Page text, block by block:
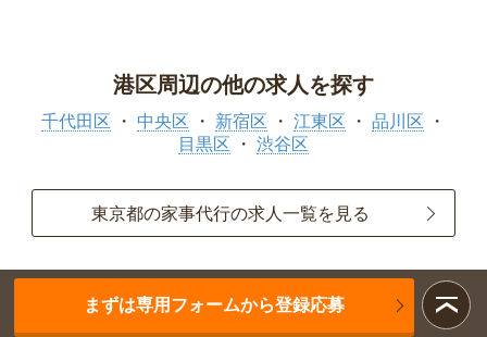
港区周辺の他の求人を探す
千代田区 中央区 新宿区 江東区
品川区
目黒区
渋谷区
東京都の家事代行の求人一覧を見る
まずは専用フォームから登録応募